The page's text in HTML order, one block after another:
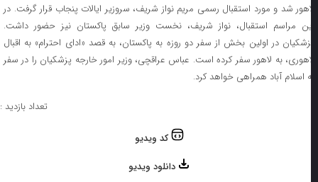
شد و مورد استقبال رسمی مریم نواز شریف، سروزیر ایالات پنجاب قرار گرفت. در
مراسم استقبال، نواز شریف، نخست وزیر سابق پاکستان نیز حضور داشت.
در اولین بخش از سفر دو روزه به پاکستان، به قصد «ادای احترام» به اقبال
به لاهور سفر کرده است. عباس عراقچی، وزیر امور خارجه پزشکیان را در سفر
اسلام آباد همراهی خواهد کرد.
تعداد بازدید : ۰
کد ویدیو
دانلود ویدیو